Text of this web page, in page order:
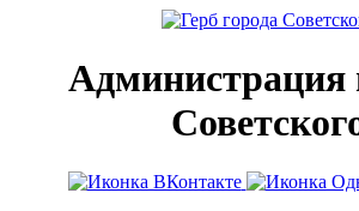
Администрация